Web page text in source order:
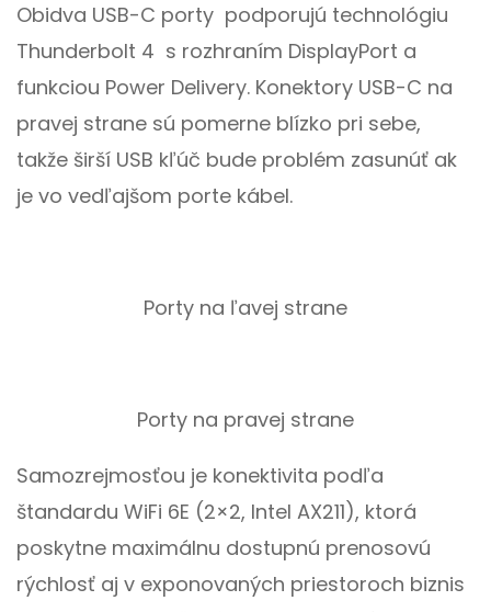
Obidva USB-C porty podporujú technológiu
Thunderbolt 4 s rozhraním DisplayPort a
funkciou Power Delivery. Konektory USB-C na
pravej strane sú pomerne blízko pri sebe,
takže širší USB kľúč bude problém zasunúť ak
je vo vedľajšom porte kábel.
Porty na ľavej strane
Porty na pravej strane
Samozrejmosťou je konektivita podľa
štandardu WiFi 6E (2×2, Intel AX211), ktorá
poskytne maximálnu dostupnú prenosovú
rýchlosť aj v exponovaných priestoroch biznis